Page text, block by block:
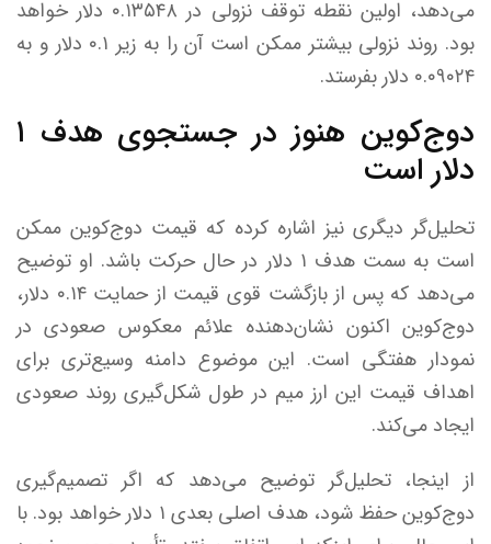
می‌دهد، اولین نقطه توقف نزولی در ۰.۱۳۵۴۸ دلار خواهد
بود. روند نزولی بیشتر ممکن است آن را به زیر ۰.۱ دلار و به
۰.۰۹۰۲۴ دلار بفرستد.
دوج‌کوین هنوز در جستجوی هدف ۱
دلار است
تحلیل‌گر دیگری نیز اشاره کرده که قیمت دوج‌کوین ممکن
است به سمت هدف ۱ دلار در حال حرکت باشد. او توضیح
می‌دهد که پس از بازگشت قوی قیمت از حمایت ۰.۱۴ دلار،
دوج‌کوین اکنون نشان‌دهنده علائم معکوس صعودی در
نمودار هفتگی است. این موضوع دامنه وسیع‌تری برای
اهداف قیمت این ارز میم در طول شکل‌گیری روند صعودی
ایجاد می‌کند.
از اینجا، تحلیل‌گر توضیح می‌دهد که اگر تصمیم‌گیری
دوج‌کوین حفظ شود، هدف اصلی بعدی ۱ دلار خواهد بود. با